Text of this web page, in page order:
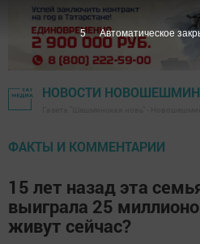
НОВОСТИ
ФАКТЫ И КОММЕНТАРИИ
15 лет назад эта
выиграла 25
живут сейчас?
3 Автоматическое